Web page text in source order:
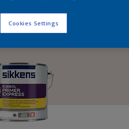
Cookies Settings